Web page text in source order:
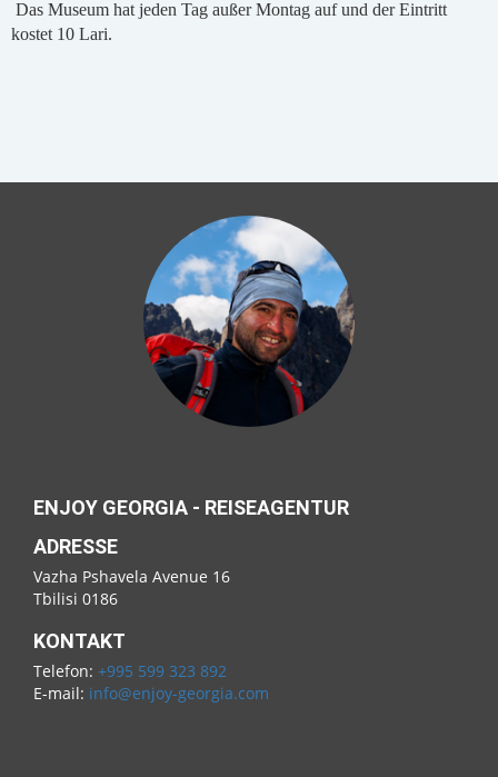
Das Museum hat jeden Tag außer Montag auf und der Eintritt
kostet 10 Lari.
ENJOY GEORGIA - REISEAGENTUR
ADRESSE
Vazha Pshavela Avenue 16
Tbilisi 0186
KONTAKT
Telefon: +995 599 323 892
E-mail: info@enjoy-georgia.com